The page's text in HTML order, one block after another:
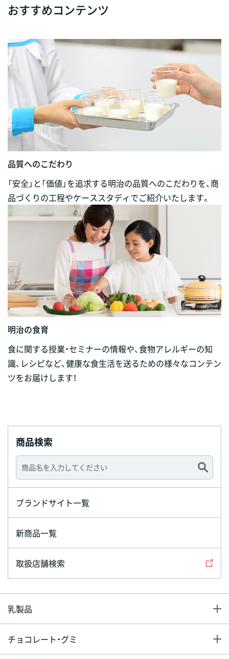
おすすめコンテンツ
品質へのこだわり
「安全」と「価値」を追求する明治の品質へのこだわりを、商
品づくりの工程やケーススタディでご紹介いたします。
明治の食育
食に関する授業・セミナーの情報や、食物アレルギーの知
識、レシピなど、健康な食生活を送るための様々なコンテン
ツをお届けします！
商品検索
ブランドサイト一覧
新商品一覧
取扱店舗検索
乳製品
チョコレート・グミ